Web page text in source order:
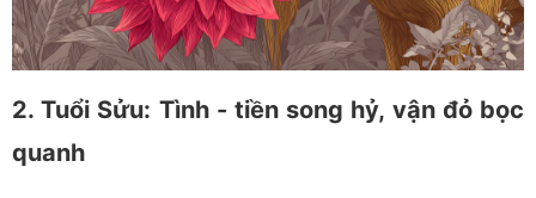
2. Tuổi Sửu: Tình - tiền song hỷ, vận đỏ bọc
quanh